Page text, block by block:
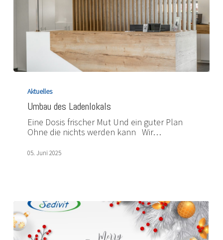
Ladenlokals
Aktuelles
Umbau des Ladenlokals
Eine Dosis frischer Mut Und ein guter Plan
Ohne die nichts werden kann Wir…
05. Juni 2025